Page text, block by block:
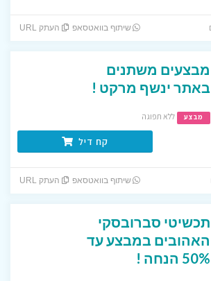
שיתוף בוואטסאפ העתק URL
מבצעים משתנים
באתר ינשף מרקט !
מבצע ללא תפוגה
קח דיל
שיתוף בוואטסאפ העתק URL
תכשיטי סברובסקי
האהובים במבצע עד
50% הנחה !